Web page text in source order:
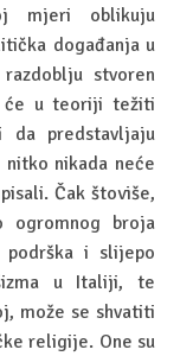
mjeri oblikuju
događanja u
stvoren
će u teoriji težiti
da predstavljaju
nikada neće
Čak štoviše,
ogromnog broja
podrška i slijepo
u Italiji, te
može se shvatiti
religije. One su